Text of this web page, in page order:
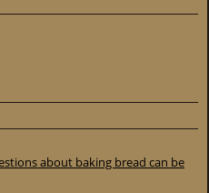
about baking bread can be